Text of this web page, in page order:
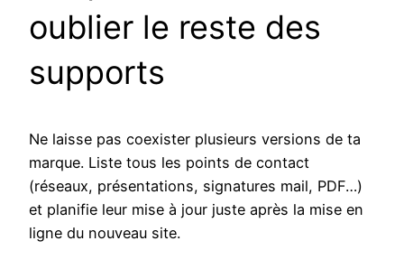
oublier le reste des
supports
Ne laisse pas coexister plusieurs versions de ta
marque. Liste tous les points de contact
(réseaux, présentations, signatures mail, PDF…)
et planifie leur mise à jour juste après la mise en
ligne du nouveau site.